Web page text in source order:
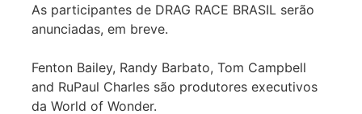
As participantes de DRAG RACE BRASIL serão
anunciadas, em breve.
Fenton Bailey, Randy Barbato, Tom Campbell
and RuPaul Charles são produtores executivos
da World of Wonder.